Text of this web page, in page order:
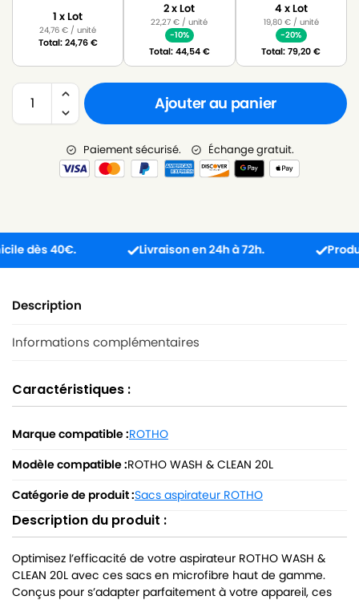
1 x Lot
24,76€ / unité
Total:24,76€
2 x Lot
22,27€ / unité
-10%
Total:44,54€
4 x Lot
19,80 €/ unité
-20%
Total:79,20€
Ajouter au panier
Paiement sécurisé. Échange gratuit.
40€. Livraison en 24h à 72h. Produit
Description
Informations complémentaires
Caractéristiques :
Marque compatible :ROTHO
Modèle compatible :ROTHO WASH & CLEAN 20L
Catégorie de produit :Sacs aspirateur ROTHO
Description du produit :
Optimisez l’efficacité de votre aspirateur ROTHO WASH &
CLEAN 20L avec ces sacs en microfibre haut de gamme.
Conçus pour s’adapter parfaitement à votre appareil, ces